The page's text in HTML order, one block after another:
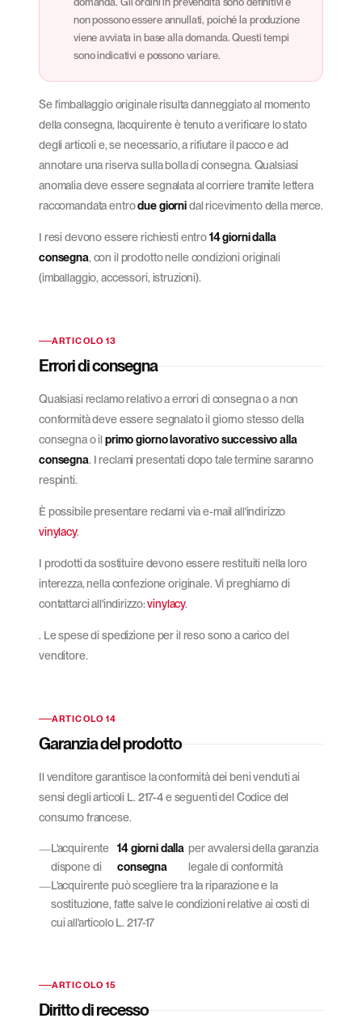
non possono essere annullati, poiché la produzione
viene avviata in base alla domanda. Questi tempi
sono indicativi e possono variare.
Se l'imballaggio originale risulta danneggiato al momento
della consegna, l'acquirente è tenuto a verificare lo stato
degli articoli e, se necessario, a rifiutare il pacco e ad
annotare una riserva sulla bolla di consegna. Qualsiasi
anomalia deve essere segnalata al corriere tramite lettera
raccomandata entrodue giornidal ricevimento della merce.
I resi devono essere richiesti entro14 giorni dalla
consegna, con il prodotto nelle condizioni originali
(imballaggio, accessori, istruzioni).
ARTICOLO 13
Errori di consegna
Qualsiasi reclamo relativo a errori di consegna o a non
conformità deve essere segnalato il giorno stesso della
consegna o ilprimo giorno lavorativo successivo alla
consegna. I reclami presentati dopo tale termine saranno
respinti.
È possibile presentare reclami via e-mail all'indirizzo
vinylacy.
I prodotti da sostituire devono essere restituiti nella loro
interezza, nella confezione originale. Vi preghiamo di
contattarci all'indirizzo:vinylacy.
. Le spese di spedizione per il reso sono a carico del
venditore.
ARTICOLO 14
Garanzia del prodotto
Il venditore garantisce la conformità dei beni venduti ai
sensi degli articoli L. 217-4 e seguenti del Codice del
consumo francese.
L'acquirente
dispone di
14 giorni dalla
consegna
per avvalersi della garanzia
legale di conformità
L'acquirente può scegliere tra la riparazione e la
sostituzione, fatte salve le condizioni relative ai costi di
cui all'articolo L. 217-17
ARTICOLO 15
Diritto di recesso